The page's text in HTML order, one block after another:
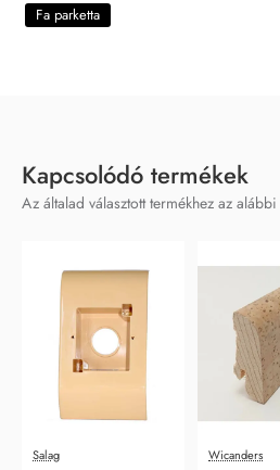
Fa parketta
Kapcsolódó termékek
Az általad választott termékhez az
Salag
Wicanders